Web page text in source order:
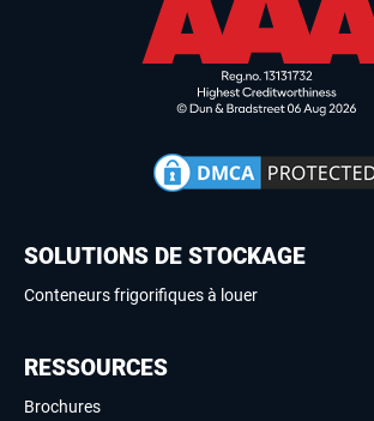
SOLUTIONS DE STOCKAGE
Conteneurs frigorifiques à louer
RESSOURCES
Brochures